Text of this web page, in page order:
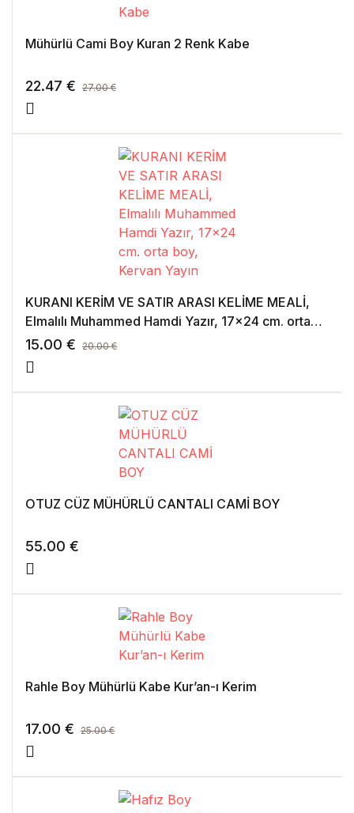
Mühürlü Cami Boy Kuran 2 Renk Kabe
22.47 € 27.00€
KURANI KERİM VE SATIR ARASI KELİME MEALİ,
Elmalılı Muhammed Hamdi Yazır, 17×24 cm. orta
boy, Kervan Yayın
15.00 € 20.00€
OTUZ CÜZ MÜHÜRLÜ CANTALI CAMİ BOY
55.00 €
Rahle Boy Mühürlü Kabe Kur’an-ı Kerim
17.00 € 25.00€